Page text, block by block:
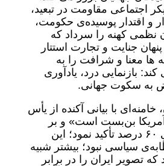
اجتماعی مقاومت در تبعید،
و اقتدار پوسیده‌ی حکومت،
نظمی کهنه را سرداد که
جنایت و تجارت استتار
ها معنا و شرافت را به
بازنمایی درد، یادآوری
به سکوت جهانی.
با بیانی آکنده از یأس
بن‌بست است» و بر
ضرورتِ غنی‌سازیِ ۶۰ درصد تأکید نمود؛ این
سیاسی نبود؛ بیشتر شبیه
تصویر ایران را در برابر